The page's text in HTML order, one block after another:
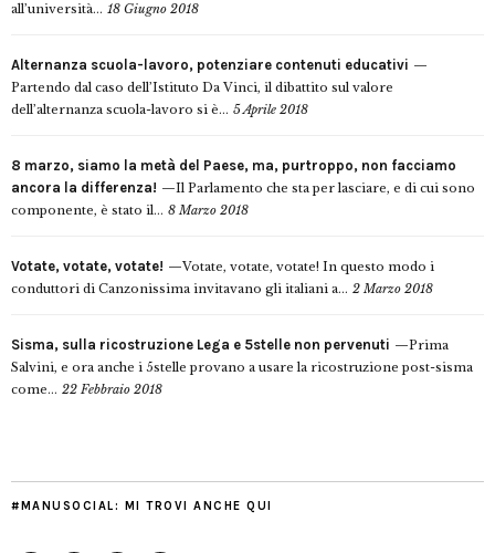
all’università... 18 Giugno 2018
Alternanza scuola-lavoro, potenziare contenuti educativi
Partendo dal caso dell’Istituto Da Vinci, il dibattito sul valore
dell’alternanza scuola-lavoro si è... 5 Aprile 2018
8 marzo, siamo la metà del Paese, ma, purtroppo, non facciamo
ancora la differenza!
Il Parlamento che sta per lasciare, e di cui sono
componente, è stato il... 8 Marzo 2018
Votate, votate, votate!
Votate, votate, votate! In questo modo i
conduttori di Canzonissima invitavano gli italiani a... 2 Marzo 2018
Sisma, sulla ricostruzione Lega e 5stelle non pervenuti
Prima
Salvini, e ora anche i 5stelle provano a usare la ricostruzione post-sisma
come... 22 Febbraio 2018
#MANUSOCIAL: MI TROVI ANCHE QUI